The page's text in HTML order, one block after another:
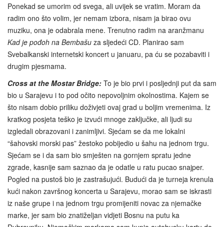
Ponekad se umorim od svega, ali uvijek se vratim. Moram da
radim ono što volim, jer nemam izbora, nisam ja birao ovu
muziku, ona je odabrala mene. Trenutno radim na aranžmanu
Kad je pođoh na Bembašu za sljedeći CD. Planirao sam
Svebalkanski internetski koncert u januaru, pa ću se pozabaviti i
drugim pjesmama.
Cross at the Mostar Bridge: To je bio prvi i posljednji put da sam
bio u Sarajevu i to pod očito nepovoljnim okolnostima. Kajem se
što nisam dobio priliku doživjeti ovaj grad u boljim vremenima. Iz
kratkog posjeta teško je izvući mnoge zaključke, ali ljudi su
izgledali obrazovani i zanimljivi. Sjećam se da me lokalni
“šahovski morski pas” žestoko pobijedio u šahu na jednom trgu.
Sjećam se i da sam bio smješten na gornjem spratu jedne
zgrade, kasnije sam saznao da je odatle u ratu pucao snajper.
Pogled na pustoš bio je zastrašujući. Budući da je turneja krenula
kući nakon završnog koncerta u Sarajevu, morao sam se iskrasti
iz naše grupe i na jednom trgu promijeniti novac za njemačke
marke, jer sam bio znatiželjan vidjeti Bosnu na putu ka